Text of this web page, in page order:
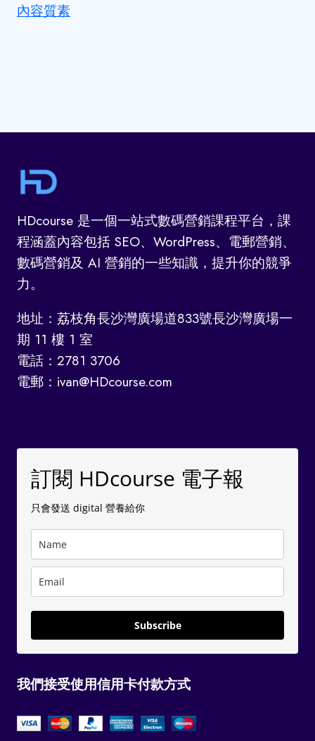
內容質素
HDcourse 是一個一站式數碼營銷課程平台，課
程涵蓋內容包括 SEO、WordPress、電郵營銷、
數碼營銷及 AI 營銷的一些知識，提升你的競爭
力。
地址：荔枝角長沙灣廣場道833號長沙灣廣場一
期 11 樓 1 室
電話：2781 3706
電郵：ivan@HDcourse.com
訂閱 HDcourse 電子報
只會發送 digital 營養給你
Subscribe
我們接受使用信用卡付款方式